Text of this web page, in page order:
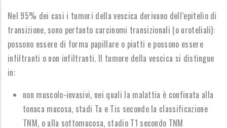
Nel 95% dei casi i tumori della vescica derivano dell’epitelio di
transizione, sono pertanto carcinomi transizionali (o uroteliali):
possono essere di forma papillare o piatti e possono essere
infiltranti o non infiltranti. Il tumore della vescica si distingue
in:
non muscolo-invasivi, nei quali la malattia è confinata alla
tonaca mucosa, stadi Ta e Tis secondo la classificazione
TNM, o alla sottomucosa, stadio T1 secondo TNM